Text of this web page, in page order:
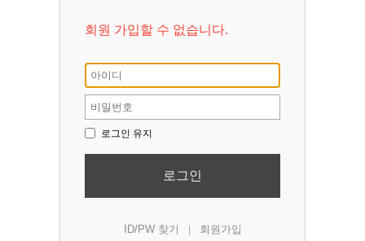
회원 가입할 수 없습니다.
로그인 유지
로그인
ID/PW 찾기 회원가입